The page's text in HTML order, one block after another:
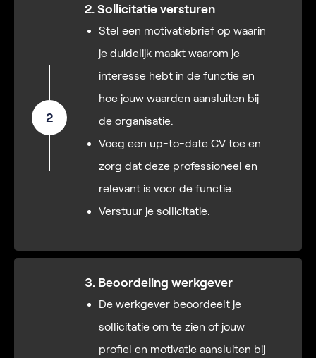
2
2. Sollicitatie versturen
Stel een motivatiebrief op waarin
je duidelijk maakt waarom je
interesse hebt in de functie en
hoe jouw waarden aansluiten bij
de organisatie.
Voeg een up-to-date CV toe en
zorg dat deze professioneel en
relevant is voor de functie.
Verstuur je sollicitatie.
3. Beoordeling werkgever
De werkgever beoordeelt je
sollicitatie om te zien of jouw
profiel en motivatie aansluiten bij